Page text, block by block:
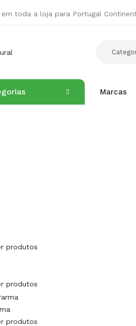
em toda a loja para Portugal
Marcas
produtos
produtos
produtos